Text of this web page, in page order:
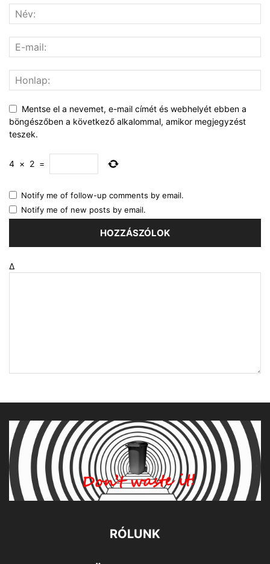
Mentse el a nevemet, e-mail címét és webhelyét ebben a
böngészőben a következő alkalommal, amikor megjegyzést
teszek.
4 × 2 =
Notify me of follow-up comments by email.
Notify me of new posts by email.
Δ
RÓLUNK